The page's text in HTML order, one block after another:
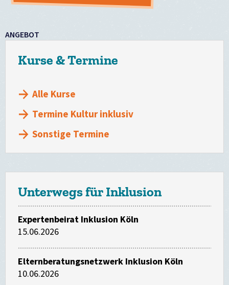
ANGEBOT
Kurse & Termine
Alle Kurse
Termine Kultur inklusiv
Sonstige Termine
Unterwegs für Inklusion
Expertenbeirat Inklusion Köln
15.06.2026
Elternberatungsnetzwerk Inklusion Köln
10.06.2026